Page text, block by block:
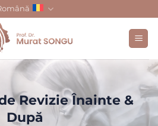
Revizie Înainte &
După